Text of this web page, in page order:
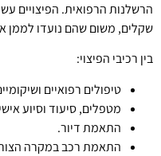
הרשלנות הרפואית. הפיצויים
שקלים, משום שהם נועדו לממן
בין רכיבי הפיצוי:
טיפולים רפואיים
מטפלים, סיעוד וסיוע
התאמת דיור.
התאמת רכב במקרה